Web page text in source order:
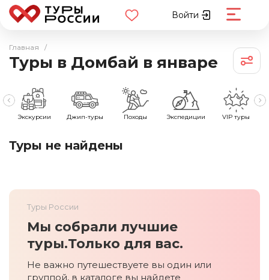
Войти
Главная /
Туры в Домбай в январе
Экскурсии Джип-туры Походы Экспедиции VIP туры
Туры не найдены
Туры России
Мы собрали лучшие
туры.Только для вас.
Не важно путешествуете вы один или
группой, в каталоге вы найдете